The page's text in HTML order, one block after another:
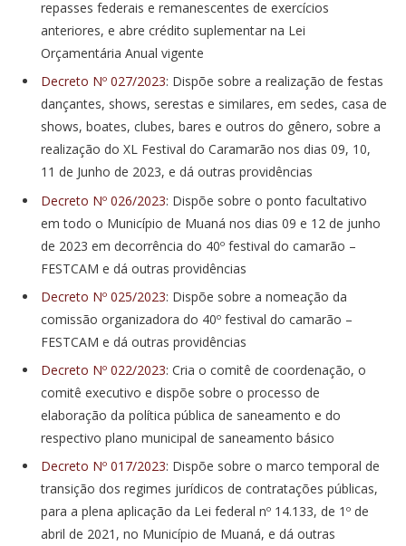
repasses federais e remanescentes de exercícios
anteriores, e abre crédito suplementar na Lei
Orçamentária Anual vigente
Decreto Nº 027/2023: Dispõe sobre a realização de festas
dançantes, shows, serestas e similares, em sedes, casa de
shows, boates, clubes, bares e outros do gênero, sobre a
realização do XL Festival do Caramarão nos dias 09, 10,
11 de Junho de 2023, e dá outras providências
Decreto Nº 026/2023: Dispõe sobre o ponto facultativo
em todo o Município de Muaná nos dias 09 e 12 de junho
de 2023 em decorrência do 40º festival do camarão –
FESTCAM e dá outras providências
Decreto Nº 025/2023: Dispõe sobre a nomeação da
comissão organizadora do 40º festival do camarão –
FESTCAM e dá outras providências
Decreto Nº 022/2023: Cria o comitê de coordenação, o
comitê executivo e dispõe sobre o processo de
elaboração da política pública de saneamento e do
respectivo plano municipal de saneamento básico
Decreto Nº 017/2023: Dispõe sobre o marco temporal de
transição dos regimes jurídicos de contratações públicas,
para a plena aplicação da Lei federal nº 14.133, de 1º de
abril de 2021, no Município de Muaná, e dá outras